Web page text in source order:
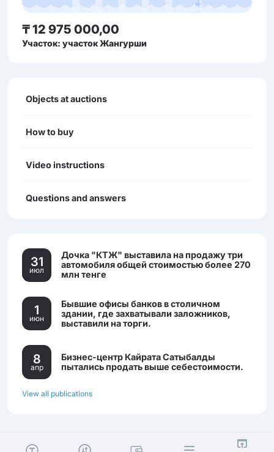
₸ 12 975 000,00
Участок: участок Жангурши
Objects at auctions
How to buy
Video instructions
Questions and answers
31
июл
Дочка "КТЖ" выставила на продажу три
автомобиля общей стоимостью более 270
млн тенге
1
июн
Бывшие офисы банков в столичном
здании, где захватывали заложников,
выставили на торги.
8
апр
Бизнес-центр Кайрата Сатыбалды
пытались продать выше себестоимости.
View all publications